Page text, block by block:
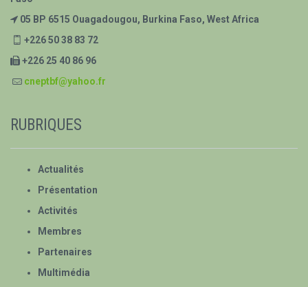
05 BP 6515 Ouagadougou, Burkina Faso, West Africa
+226 50 38 83 72
+226 25 40 86 96
cneptbf@yahoo.fr
RUBRIQUES
Actualités
Présentation
Activités
Membres
Partenaires
Multimédia